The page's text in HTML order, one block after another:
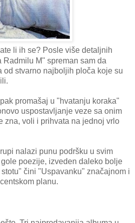
li ih se? Posle više detaljnih
M" spreman sam da
od stvarno najboljih ploča koje su
promašaj u "hvatanju koraka"
uspostavljanje veze sa onim
zna, voli i prihvata na jednoj vrlo
nalazi punu podršku u svim
poezije, izveden daleko bolje
čini "Uspavanku" značajnom i
planu.